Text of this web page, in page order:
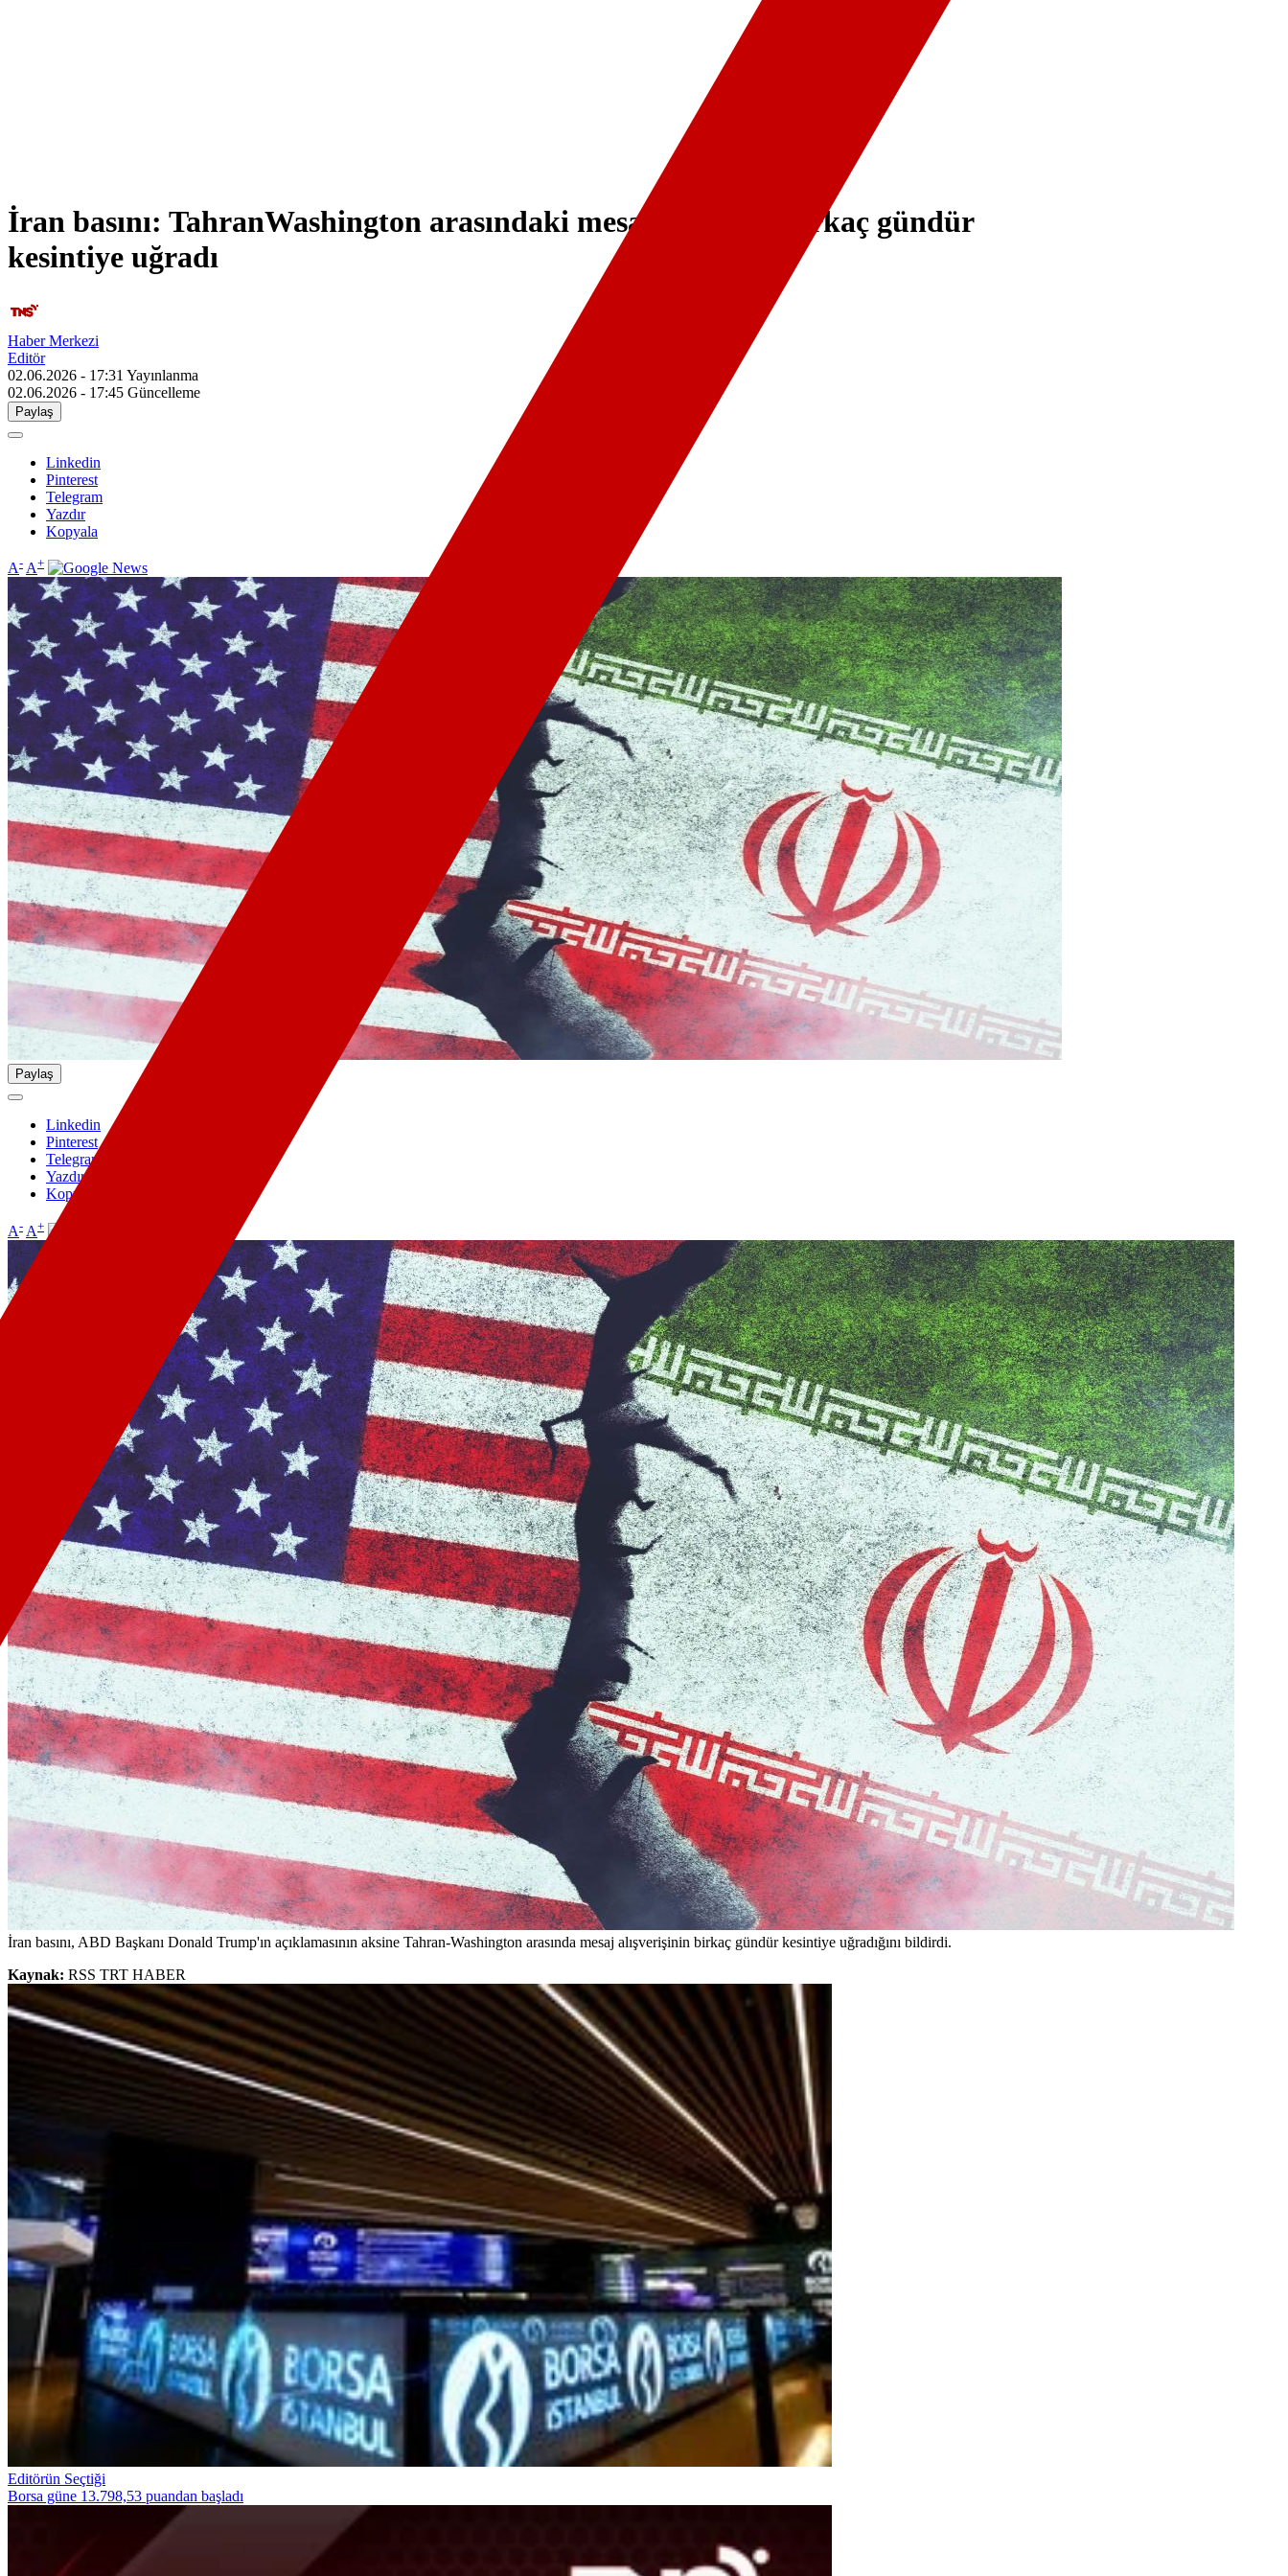
İran basını: TahranWashington arasındaki mesaj alışverişi birkaç gündür
kesintiye uğradı
Haber Merkezi
Editör
02.06.2026 - 17:31 Yayınlanma
02.06.2026 - 17:45 Güncelleme
Paylaş
Linkedin
Pinterest
Telegram
Yazdır
Kopyala
A- A+
Paylaş
Linkedin
Pinterest
Telegram
Yazdır
Kopyala
A- A+
İran basını, ABD Başkanı Donald Trump'ın açıklamasının aksine Tahran-Washington arasında mesaj alışverişinin birkaç gündür kesintiye uğradığını bildirdi.
Kaynak: RSS TRT HABER
Editörün Seçtiği
Borsa güne 13.798,53 puandan başladı